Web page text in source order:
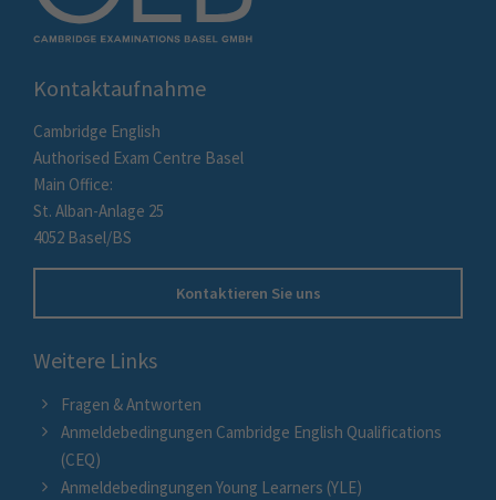
Kontaktaufnahme
Cambridge English
Authorised Exam Centre Basel
Main Office:
St. Alban-Anlage 25
4052 Basel/BS
Kontaktieren Sie uns
Weitere Links
Fragen & Antworten
Anmeldebedingungen Cambridge English Qualifications
(CEQ)
Anmeldebedingungen Young Learners (YLE)